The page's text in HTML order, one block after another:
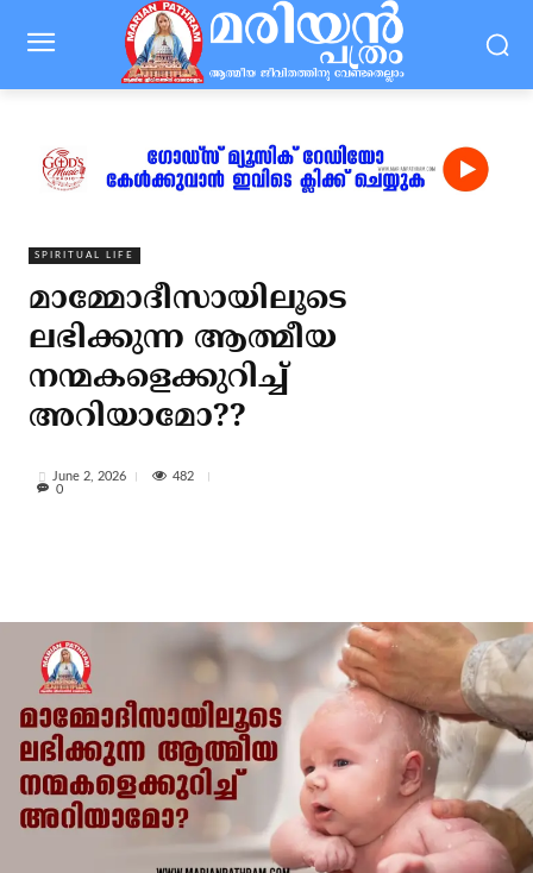
SPIRITUAL LIFE
മാമ്മോദീസായിലൂടെ
ലഭിക്കുന്ന ആത്മീയ
നന്മകളെക്കുറിച്ച്
അറിയാമോ??
June 2, 2026
482
0